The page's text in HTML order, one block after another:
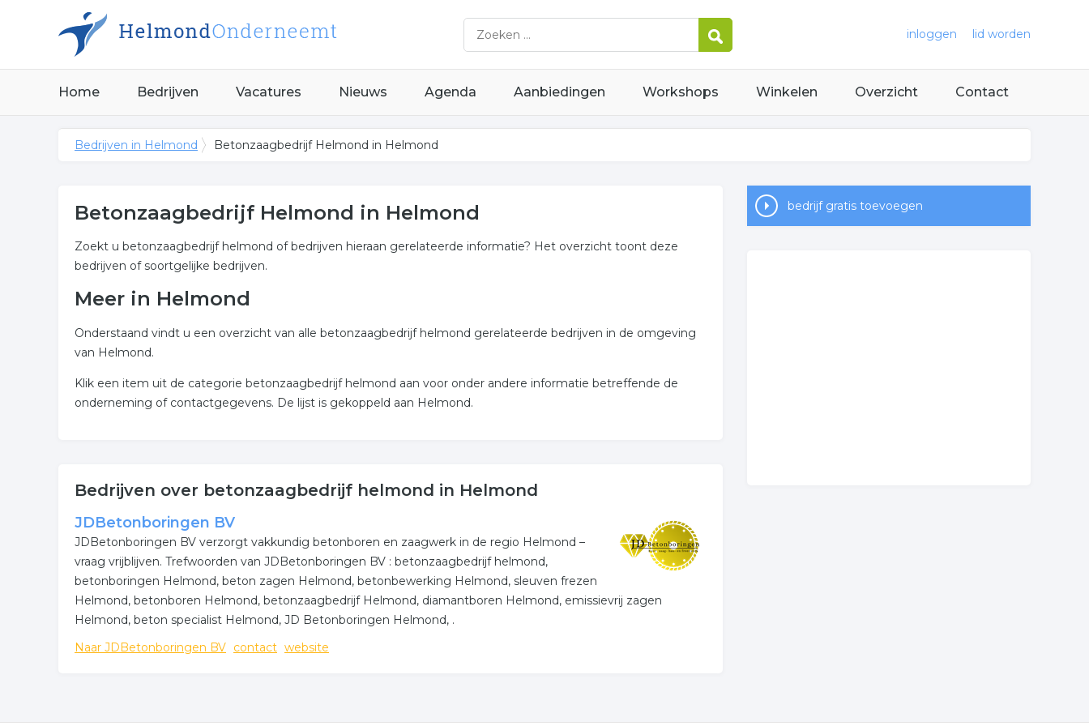
inloggen lid worden
Home Bedrijven Vacatures Nieuws Agenda Aanbiedingen Workshops Winkelen Overzicht Contact
Bedrijven in Helmond Betonzaagbedrijf Helmond in Helmond
Betonzaagbedrijf Helmond in Helmond
Zoekt u betonzaagbedrijf helmond of bedrijven hieraan gerelateerde informatie? Het overzicht toont deze
bedrijven of soortgelijke bedrijven.
Meer in Helmond
Onderstaand vindt u een overzicht van alle betonzaagbedrijf helmond gerelateerde bedrijven in de omgeving
van Helmond.
Klik een item uit de categorie betonzaagbedrijf helmond aan voor onder andere informatie betreffende de
onderneming of contactgegevens. De lijst is gekoppeld aan Helmond.
Bedrijven over betonzaagbedrijf helmond in Helmond
JDBetonboringen BV
JDBetonboringen BV verzorgt vakkundig betonboren en zaagwerk in de regio Helmond –
vraag vrijblijven. Trefwoorden van JDBetonboringen BV : betonzaagbedrijf helmond,
betonboringen Helmond, beton zagen Helmond, betonbewerking Helmond, sleuven frezen
Helmond, betonboren Helmond, betonzaagbedrijf Helmond, diamantboren Helmond, emissievrij zagen
Helmond, beton specialist Helmond, JD Betonboringen Helmond, .
Naar JDBetonboringen BV contact website
bedrijf gratis toevoegen